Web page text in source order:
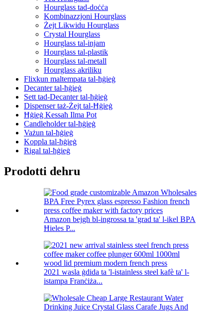
Hourglass tad-doċċa
Kombinazzjoni Hourglass
Żejt Likwidu Hourglass
Crystal Hourglass
Hourglass tal-injam
Hourglass tal-plastik
Hourglass tal-metall
Hourglass akriliku
Flixkun maltempata tal-ħġieġ
Decanter tal-ħġieġ
Sett tad-Decanter tal-ħġieġ
Dispenser taż-Żejt tal-Ħġieġ
Ħġieġ Kessaħ Ilma Pot
Candleholder tal-ħġieġ
Vażun tal-ħġieġ
Koppla tal-ħġieġ
Rigal tal-ħġieġ
Prodotti dehru
Amazon bejgħ bl-ingrossa ta 'grad ta' l-ikel BPA
Ħieles P...
2021 wasla ġdida ta 'l-istainless steel kafè ta' l-
istampa Franċiża...